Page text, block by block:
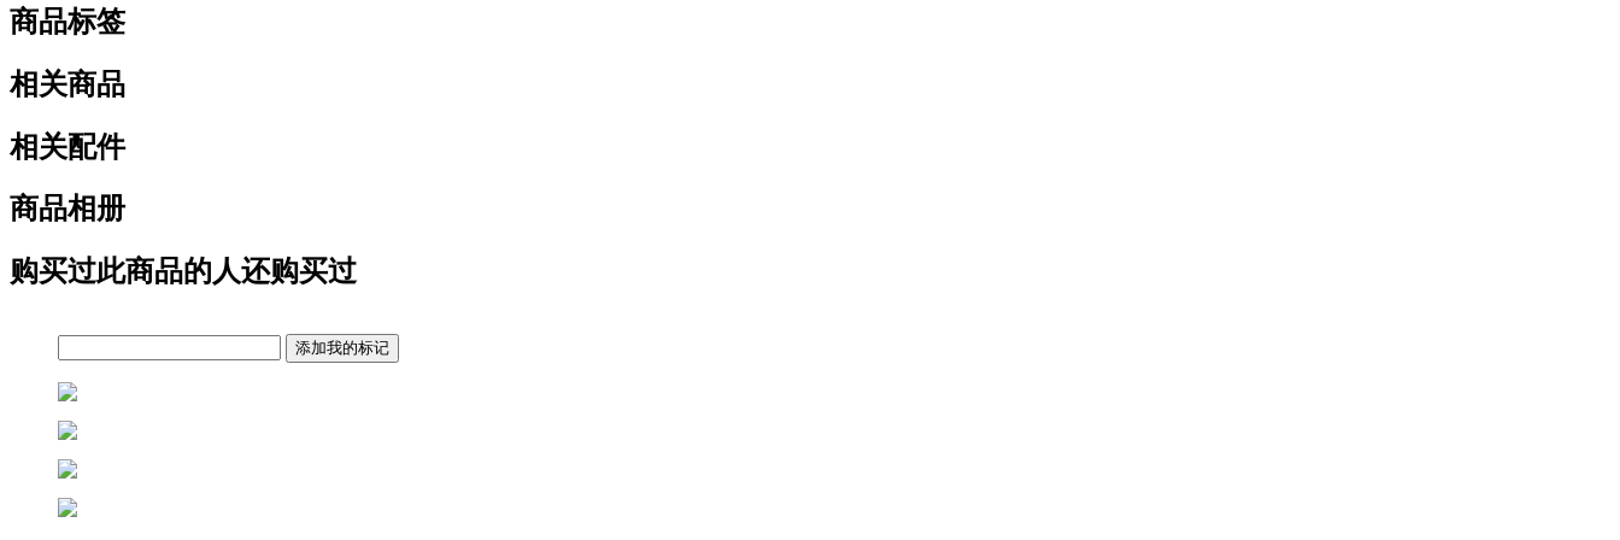
商品标签
相关商品
相关配件
商品相册
购买过此商品的人还购买过